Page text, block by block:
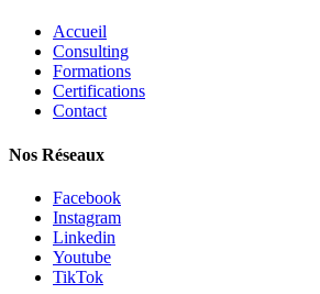
Accueil
Consulting
Formations
Certifications
Contact
Nos Réseaux
Facebook
Instagram
Linkedin
Youtube
TikTok